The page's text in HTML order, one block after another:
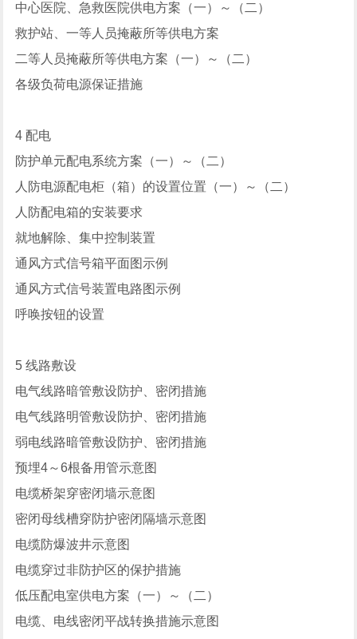
中心医院、急救医院供电方案（一）～（二）
救护站、一等人员掩蔽所等供电方案
二等人员掩蔽所等供电方案（一）～（二）
各级负荷电源保证措施
4 配电
防护单元配电系统方案（一）～（二）
人防电源配电柜（箱）的设置位置（一）～（二）
人防配电箱的安装要求
就地解除、集中控制装置
通风方式信号箱平面图示例
通风方式信号装置电路图示例
呼唤按钮的设置
5 线路敷设
电气线路暗管敷设防护、密闭措施
电气线路明管敷设防护、密闭措施
弱电线路暗管敷设防护、密闭措施
预埋4～6根备用管示意图
电缆桥架穿密闭墙示意图
密闭母线槽穿防护密闭隔墙示意图
电缆防爆波井示意图
电缆穿过非防护区的保护措施
低压配电室供电方案（一）～（二）
电缆、电线密闭平战转换措施示意图